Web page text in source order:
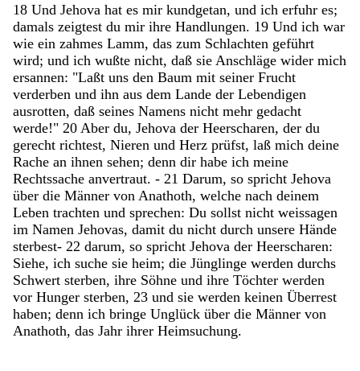
18 Und Jehova hat es mir kundgetan, und ich erfuhr es;
damals zeigtest du mir ihre Handlungen. 19 Und ich war
wie ein zahmes Lamm, das zum Schlachten geführt
wird; und ich wußte nicht, daß sie Anschläge wider mich
ersannen: "Laßt uns den Baum mit seiner Frucht
verderben und ihn aus dem Lande der Lebendigen
ausrotten, daß seines Namens nicht mehr gedacht
werde!" 20 Aber du, Jehova der Heerscharen, der du
gerecht richtest, Nieren und Herz prüfst, laß mich deine
Rache an ihnen sehen; denn dir habe ich meine
Rechtssache anvertraut. - 21 Darum, so spricht Jehova
über die Männer von Anathoth, welche nach deinem
Leben trachten und sprechen: Du sollst nicht weissagen
im Namen Jehovas, damit du nicht durch unsere Hände
sterbest- 22 darum, so spricht Jehova der Heerscharen:
Siehe, ich suche sie heim; die Jünglinge werden durchs
Schwert sterben, ihre Söhne und ihre Töchter werden
vor Hunger sterben, 23 und sie werden keinen Überrest
haben; denn ich bringe Unglück über die Männer von
Anathoth, das Jahr ihrer Heimsuchung.